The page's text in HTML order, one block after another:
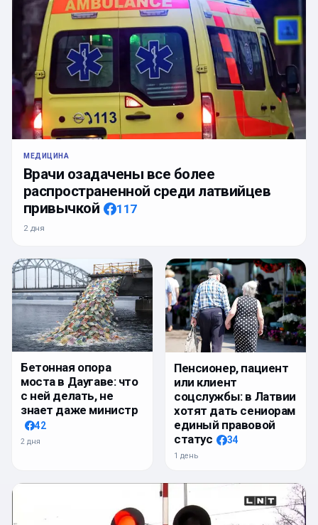
МЕДИЦИНА
Врачи озадачены все более
распространенной среди латвийцев
привычкой
117
2 дня
Бетонная опора
моста в Даугаве: что
с ней делать, не
знает даже министр
42
2 дня
Пенсионер, пациент
или клиент
соцслужбы: в Латвии
хотят дать сениорам
единый правовой
статус
34
1 день